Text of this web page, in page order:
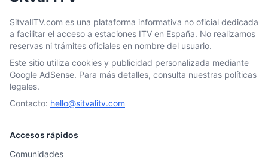
SitvalITV.com es una plataforma informativa no oficial dedicada
a facilitar el acceso a estaciones ITV en España. No realizamos
reservas ni trámites oficiales en nombre del usuario.
Este sitio utiliza cookies y publicidad personalizada mediante
Google AdSense. Para más detalles, consulta nuestras políticas
legales.
Contacto: hello@sitvalitv.com
Accesos rápidos
Comunidades